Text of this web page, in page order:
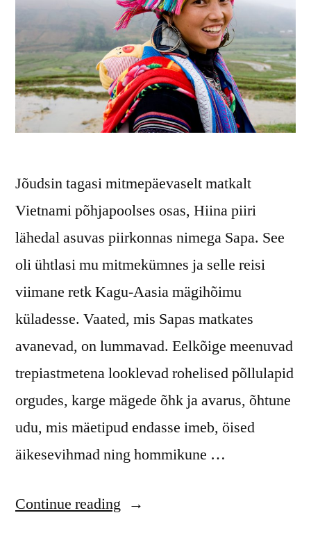
Jõudsin tagasi mitmepäevaselt matkalt
Vietnami põhjapoolses osas, Hiina piiri
lähedal asuvas piirkonnas nimega Sapa. See
oli ühtlasi mu mitmekümnes ja selle reisi
viimane retk Kagu-Aasia mägihõimu
küladesse. Vaated, mis Sapas matkates
avanevad, on lummavad. Eelkõige meenuvad
trepiastmetena looklevad rohelised põllulapid
orgudes, karge mägede õhk ja avarus, õhtune
udu, mis mäetipud endasse imeb, öised
äikesevihmad ning hommikune …
Continue reading “Indigosinine